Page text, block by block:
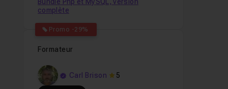
Promo -29%
complète
Formateur
Carl Brison 5